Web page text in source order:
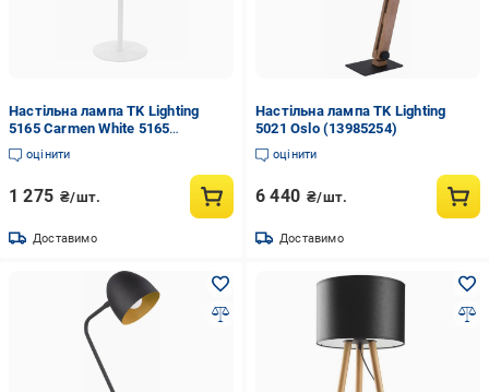
Настільна лампа TK Lighting
5165 Carmen White 5165
(13985252)
оцінити
1 275 ₴/шт.
Доставимо
Настільна лампа TK Lighting
5021 Oslo (13985254)
оцінити
6 440 ₴/шт.
Доставимо